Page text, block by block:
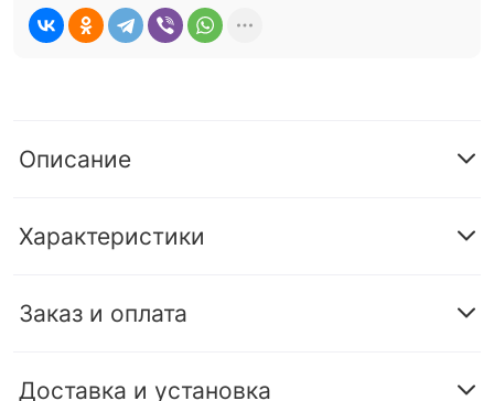
Описание
Характеристики
Заказ и оплата
Доставка и установка